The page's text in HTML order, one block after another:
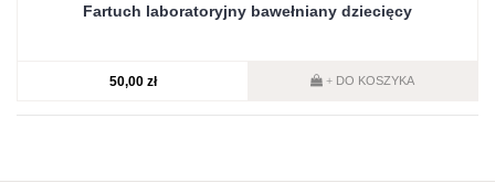
Fartuch laboratoryjny bawełniany dziecięcy
50,00 zł + DO KOSZYKA